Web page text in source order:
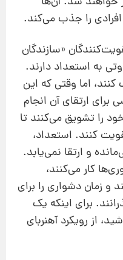
را جذب می‌کند.
«سازندگان
به استعداد دارند.
اما وقتی که این
برای ارتقای آن انجام
را تشویق می‌کنند تا
کنند. استعداد،
و ارتقا نمی‌یابد.
کار می‌کنند،
زمان دشواری را برای
برای اینکه یک
از رویکرد آهنربای